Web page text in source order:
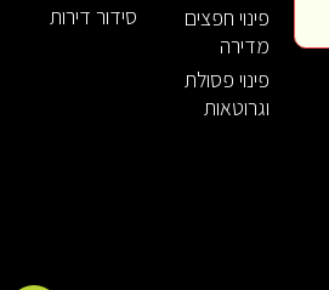
פינוי חפצים
מדירה
פינוי פסולת
וגרוטאות
סידור דירות